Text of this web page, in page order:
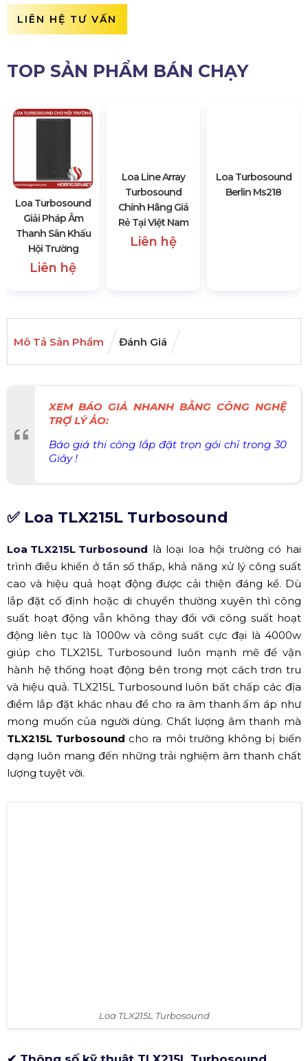
LIÊN HỆ TƯ VẤN
TOP SẢN PHẨM BÁN CHẠY
Loa Turbosound
Giải Pháp Âm
Thanh Sân Khấu
Hội Trường
Liên hệ
Loa Line Array
Turbosound
Chính Hãng Giá
Rẻ Tại Việt Nam
Mô Tả Sản Phẩm Đánh Giá
XEM BÁO GIÁ NHANH BẰNG CÔNG NGHỆ
TRỢ LÝ ẢO:
Báo giá thi công lắp đặt trọn gói chỉ trong 30
Giây !
✅ Loa TLX215L Turbosound
Loa TLX215L Turbosound là loại loa hội trường có hai
trình điều khiển ở tần số thấp, khả năng xử lý công suất
cao và hiệu quả hoạt động được cải thiện đáng kể. Dù
lắp đặt cố định hoặc di chuyển thường xuyên thì công
suất hoạt động vẫn không thay đổi với công suất hoạt
động liên tục là 1000w và công suất cực đại là 4000w
giúp cho TLX215L Turbosound luôn mạnh mẽ để vận
hành hệ thống hoạt động bên trong mọt cách trơn tru
và hiệu quả. TLX215L Turbosound luôn bất chấp các địa
điểm lắp đặt khác nhau để cho ra âm thanh ấm áp như
mong muốn của người dùng. Chất lượng âm thanh mà
TLX215L Turbosound cho ra môi trường không bị biến
dạng luôn mang đến những trải nghiệm âm thanh chất
lượng tuyệt vời.
Loa TLX215L Turbosound